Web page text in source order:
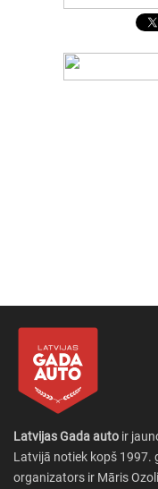
Latvijas Gada auto ir
Latvijā notiek kopš 1997.
organizators ir Māris